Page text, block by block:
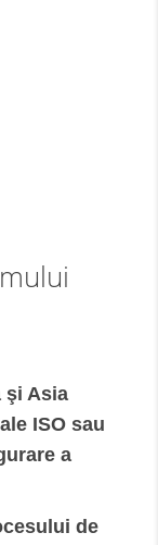
şi Asia
ISO sau
a
de